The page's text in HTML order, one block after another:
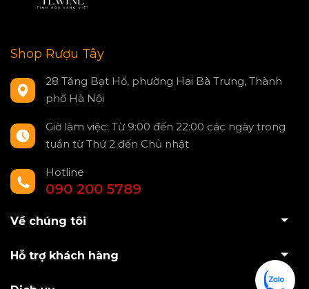
Shop Rượu Tây
28 Tăng Bạt Hổ, phường Hai Bà Trưng, Thành
phố Hà Nội
Giờ làm việc: Từ 9:00 đến 22:00 các ngày trong
tuần từ Thứ 2 đến Chủ nhật
Hotline
090 200 5789
Về chúng tôi
Hỗ trợ khách hàng